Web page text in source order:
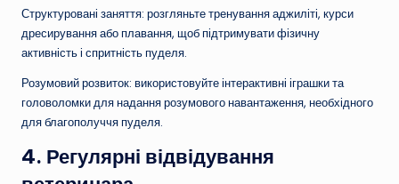
Структуровані заняття: розгляньте тренування аджиліті, курси
дресирування або плавання, щоб підтримувати фізичну
активність і спритність пуделя.
Розумовий розвиток: використовуйте інтерактивні іграшки та
головоломки для надання розумового навантаження, необхідного
для благополуччя пуделя.
4. Регулярні відвідування